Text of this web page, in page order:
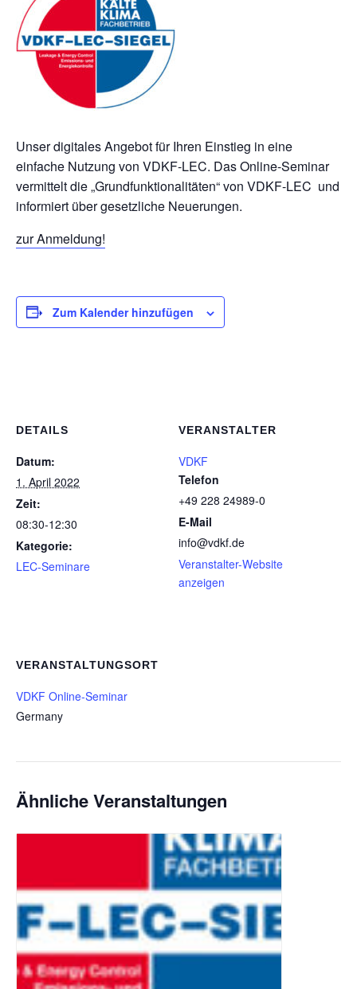
Unser digitales Angebot für Ihren Einstieg in eine
einfache Nutzung von VDKF-LEC. Das Online-Seminar
vermittelt die „Grundfunktionalitäten“ von VDKF-LEC und
informiert über gesetzliche Neuerungen.
zur Anmeldung!
Zum Kalender hinzufügen
DETAILS
Datum:
1. April 2022
Zeit:
08:30-12:30
Kategorie:
LEC-Seminare
VERANSTALTUNGSORT
VDKF Online-Seminar
Germany
VERANSTALTER
VDKF
Telefon
+49 228 24989-0
E-Mail
info@vdkf.de
Veranstalter-Website
anzeigen
Ähnliche Veranstaltungen